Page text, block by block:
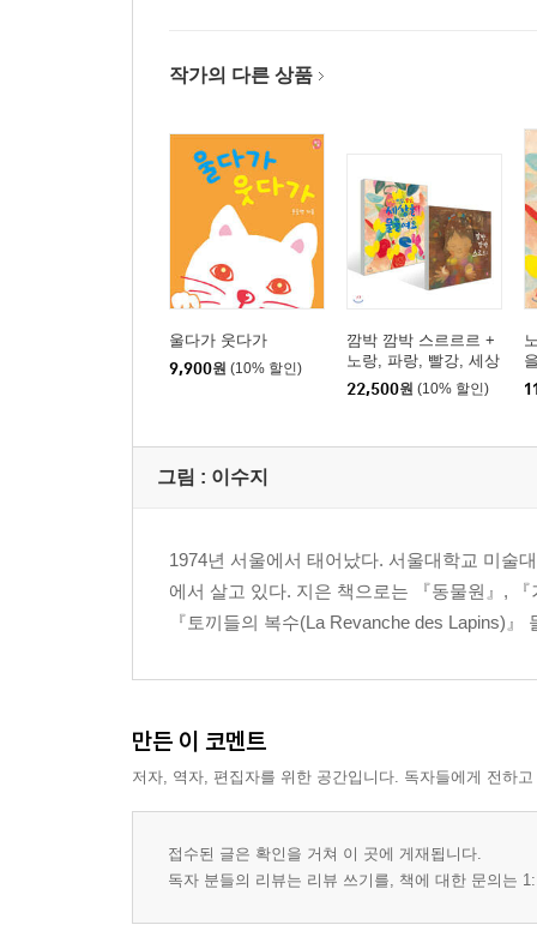
작가의 다른 상품
울다가 웃다가
9,900원 (10% 할인)
깜박 깜박 스르르르 +
노랑, 파랑, 빨강, 세상
을 물들여요
22,500원 (10% 할인)
그림 : 이수지
1974년 서울에서 태어났다. 서울대학교 미술
에서 살고 있다. 지은 책으로는 『동물원』,
『토끼들의 복수(La Revanche des Lapins)』
만든 이 코멘트
저자, 역자, 편집자를 위한 공간입니다. 독자들에게 전하
접수된 글은 확인을 거쳐 이 곳에 게재됩니다.
독자 분들의 리뷰는 리뷰 쓰기를, 책에 대한 문의는